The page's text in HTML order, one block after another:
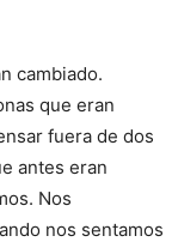
cambiado.
que eran
fuera de dos
antes eran
Nos
nos sentamos